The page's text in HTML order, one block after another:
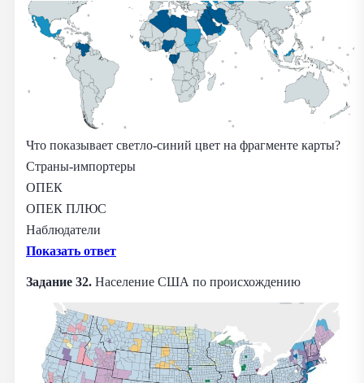
Что показывает светло-синий цвет на фрагменте карты?
Страны-импортеры
ОПЕК
ОПЕК ПЛЮС
Наблюдатели
Показать ответ
Задание 32. Население США по происхождению